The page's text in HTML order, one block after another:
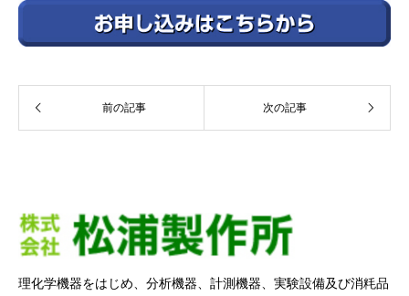
前の記事 次の記事
理化学機器をはじめ、分析機器、計測機器、実験設備及び消粍品